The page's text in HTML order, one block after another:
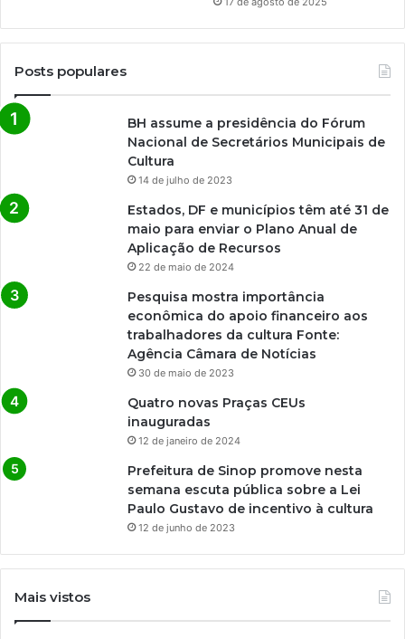
Posts populares
BH assume a presidência do Fórum
Nacional de Secretários Municipais de
Cultura
14 de julho de 2023
Estados, DF e municípios têm até 31 de
maio para enviar o Plano Anual de
Aplicação de Recursos
22 de maio de 2024
Pesquisa mostra importância
econômica do apoio financeiro aos
trabalhadores da cultura Fonte:
Agência Câmara de Notícias
30 de maio de 2023
Quatro novas Praças CEUs
inauguradas
12 de janeiro de 2024
Prefeitura de Sinop promove nesta
semana escuta pública sobre a Lei
Paulo Gustavo de incentivo à cultura
12 de junho de 2023
Mais vistos